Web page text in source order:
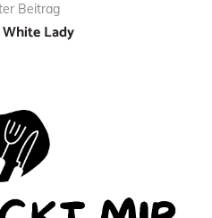
Beitrag
Lady